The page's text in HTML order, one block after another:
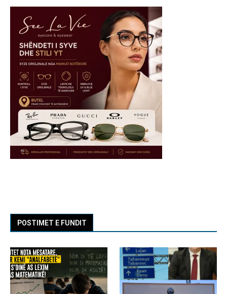
POSTIMET E FUNDIT